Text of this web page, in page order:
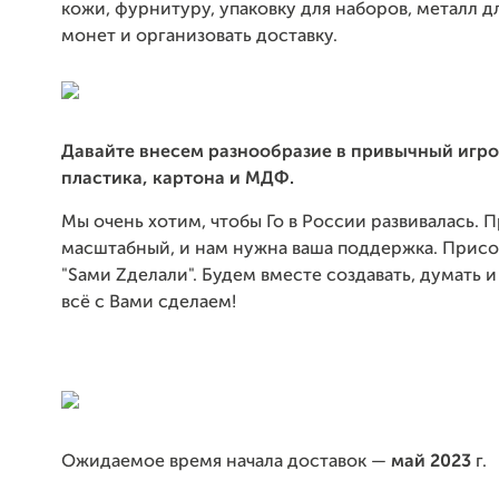
кожи, фурнитуру, упаковку для наборов, металл
монет и организовать доставку.
Давайте внесем разнообразие в привычный
пластика, картона и МДФ.
Мы очень хотим, чтобы Го в России развивалась.
масштабный, и нам нужна ваша поддержка.
"Sами Zделали". Будем вместе создавать, думать
всё с Вами сделаем!
Ожидаемое время начала доставок — май 2023 г.